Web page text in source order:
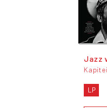
Jazz
LP